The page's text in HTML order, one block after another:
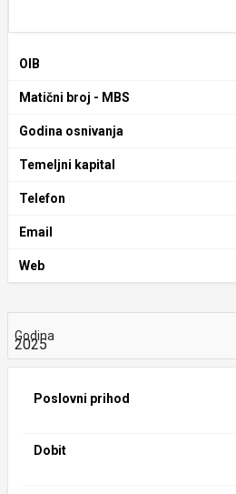
OIB
Matični broj - MBS
Godina osnivanja
Temeljni kapital
Telefon
Email
Web
Godina
Poslovni prihod
Dobit